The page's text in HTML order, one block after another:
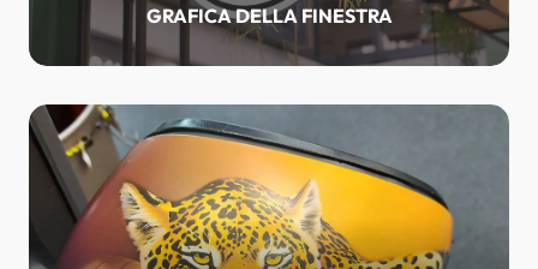
GRAFICA DELLA FINESTRA